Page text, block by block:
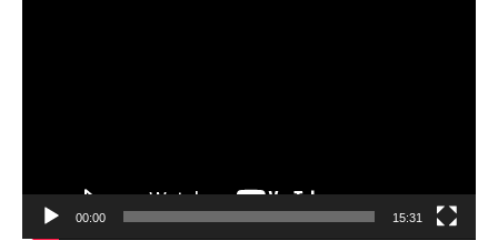
00:00 15:31